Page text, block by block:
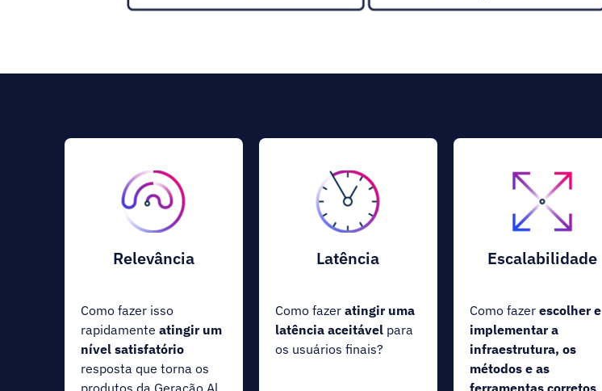
Relevância
Como fazer isso
rapidamente atingir um
nível satisfatório
resposta que torna os
Latência
Como fazer atingir uma
latência aceitávelpara
os usuários finais?
Escalabilidade
Como fazer escolher e
implementar a
infraestrutura, os
métodos e as